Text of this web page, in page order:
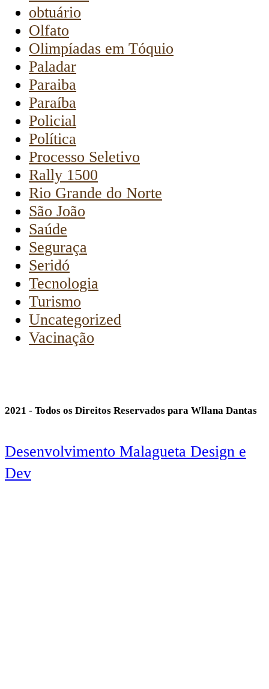
obtuário
Olfato
Olimpíadas em Tóquio
Paladar
Paraiba
Paraíba
Policial
Política
Processo Seletivo
Rally 1500
Rio Grande do Norte
São João
Saúde
Seguraça
Seridó
Tecnologia
Turismo
Uncategorized
Vacinação
2021 - Todos os Direitos Reservados para Wllana Dantas
Desenvolvimento Malagueta Design e
Dev